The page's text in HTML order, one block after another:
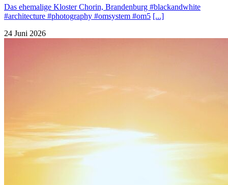
Das ehemalige Kloster Chorin, Brandenburg #blackandwhite
#architecture #photography #omsystem #om5 [...]
24 Juni 2026